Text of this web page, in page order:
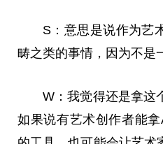
S：意思是说作为艺
畴之类的事情，因为不是
W：我觉得还是拿这
如果说有艺术创作者能